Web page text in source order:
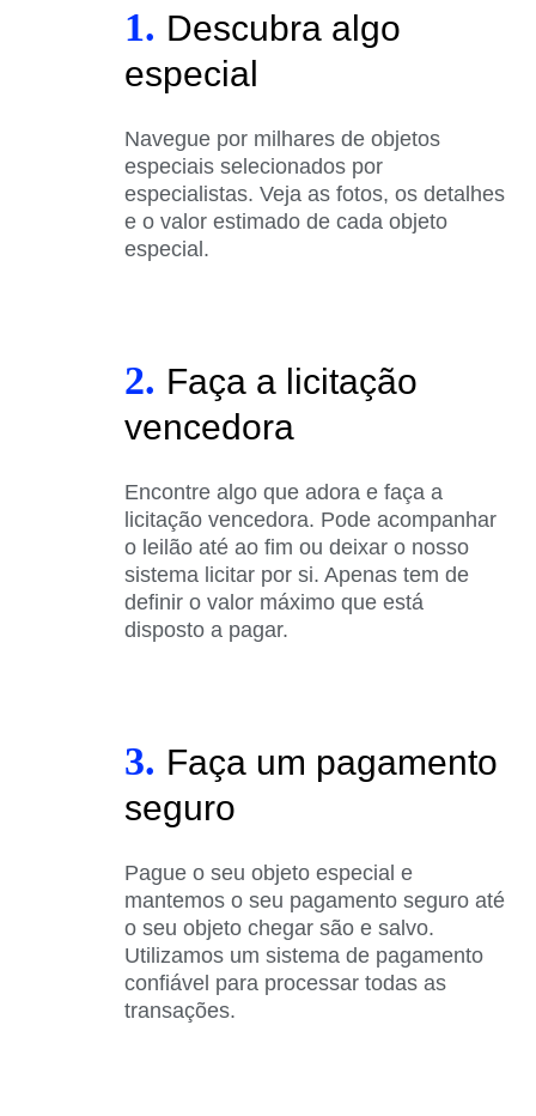
1. Descubra algo
especial
Navegue por milhares de objetos
especiais selecionados por
especialistas. Veja as fotos, os detalhes
e o valor estimado de cada objeto
especial.
2. Faça a licitação
vencedora
Encontre algo que adora e faça a
licitação vencedora. Pode acompanhar
o leilão até ao fim ou deixar o nosso
sistema licitar por si. Apenas tem de
definir o valor máximo que está
disposto a pagar.
3. Faça um pagamento
seguro
Pague o seu objeto especial e
mantemos o seu pagamento seguro até
o seu objeto chegar são e salvo.
Utilizamos um sistema de pagamento
confiável para processar todas as
transações.